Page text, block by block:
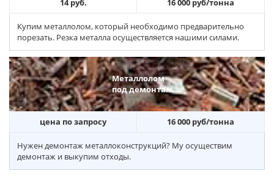
14 руб. 16 000 руб/тонна
Купим металлолом, который необходимо предварительно
порезать. Резка металла осуществляется нашими силами.
Металлолом
под демонтаж
цена по запросу 16 000 руб/тонна
Нужен демонтаж металлоконструкций? Му осуществим
демонтаж и выкупим отходы.